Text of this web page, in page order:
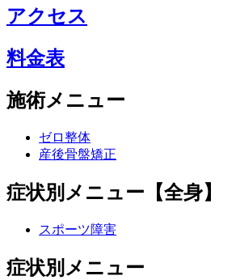
アクセス
料金表
施術メニュー
ゼロ整体
産後骨盤矯正
症状別メニュー【全身】
スポーツ障害
症状別メニュー